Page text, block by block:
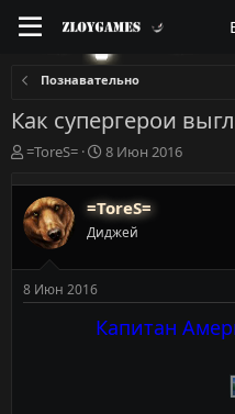
Познавательно
Как супергерои
А
т
о
р
е
м
ы
=ToreS=
Д
т
а
н
ч
л
а
8 Июн 2016
=ToreS=
Диджей
8 Июн 2016
Капитан